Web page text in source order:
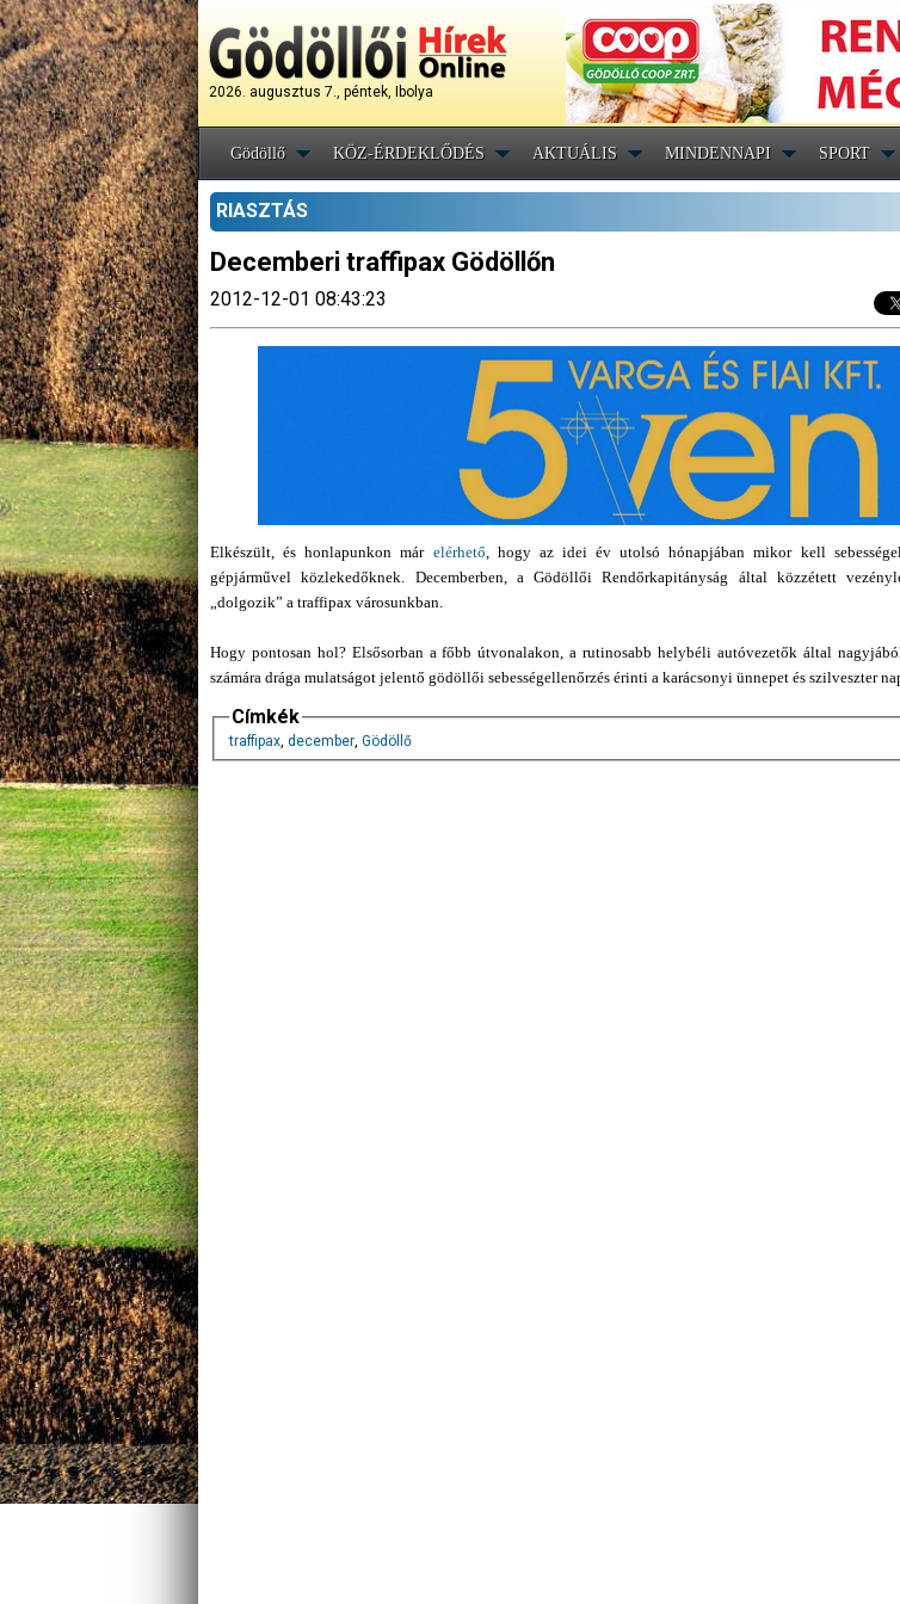
2026. augusztus 7., péntek, Ibolya
Gödöllő KÖZ-ÉRDEKLŐDÉS AKTUÁLIS MINDENNAPI SPORT
RIASZTÁS
Decemberi traffipax Gödöllőn
2012-12-01 08:43:23
Elkészült, és honlapunkon már elérhető, hogy az idei év utolsó hónapjában mikor kell
gépjárművel közlekedőknek. Decemberben, a Gödöllői Rendőrkapitányság által közzétett
„dolgozik” a traffipax városunkban.
Hogy pontosan hol? Elsősorban a főbb útvonalakon, a rutinosabb helybéli autóvezetők által
számára drága mulatságot jelentő gödöllői sebességellenőrzés érinti a karácsonyi ünnepet és szilveszter
Címkék
traffipax, december, Gödöllő